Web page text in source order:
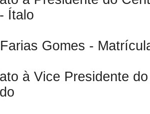
Ítalo
Gomes -
à Vice Presidente